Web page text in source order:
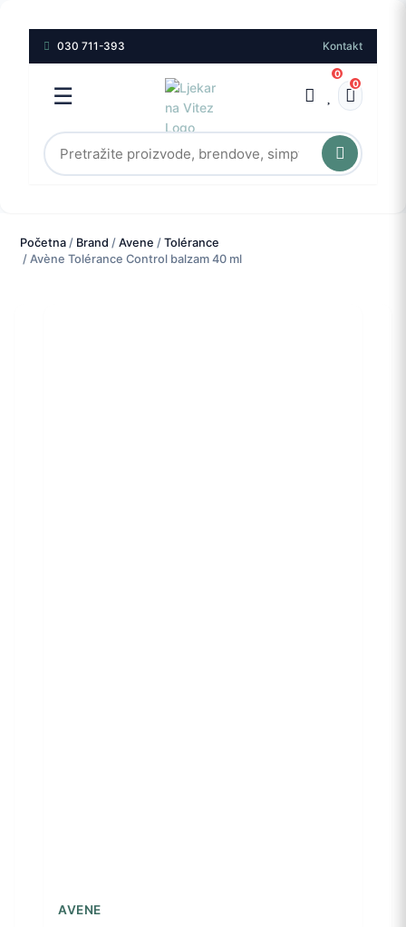
030 711-393 Kontakt
☰
0
0
Početna/ Brand / Avene / Tolérance
/ Avène Tolérance Control balzam 40 ml
AVENE